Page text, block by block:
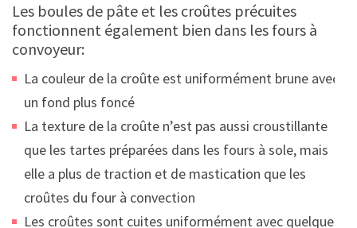
Les boules de pâte et les croûtes précuites
fonctionnent également bien dans les fours à
convoyeur:
La couleur de la croûte est uniformément brune avec
un fond plus foncé
La texture de la croûte n’est pas aussi croustillante
que les tartes préparées dans les fours à sole, mais
elle a plus de traction et de mastication que les
croûtes du four à convection
Les croûtes sont cuites uniformément avec quelques